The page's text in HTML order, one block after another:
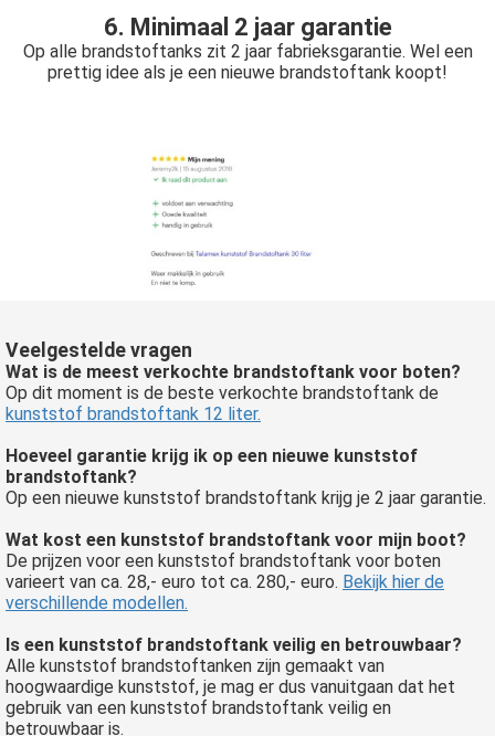
6. Minimaal 2 jaar garantie
Op alle brandstoftanks zit 2 jaar fabrieksgarantie. Wel een
prettig idee als je een nieuwe brandstoftank koopt!
Veelgestelde vragen
Wat is de meest verkochte brandstoftank voor boten?
Op dit moment is de beste verkochte brandstoftank de
kunststof brandstoftank 12 liter.
Hoeveel garantie krijg ik op een nieuwe kunststof
brandstoftank?
Op een nieuwe kunststof brandstoftank krijg je 2 jaar garantie.
Wat kost een kunststof brandstoftank voor mijn boot?
De prijzen voor een kunststof brandstoftank voor boten
varieert van ca. 28,- euro tot ca. 280,- euro. Bekijk hier de
verschillende modellen.
Is een kunststof brandstoftank veilig en betrouwbaar?
Alle kunststof brandstoftanken zijn gemaakt van
hoogwaardige kunststof, je mag er dus vanuitgaan dat het
gebruik van een kunststof brandstoftank veilig en
betrouwbaar is.